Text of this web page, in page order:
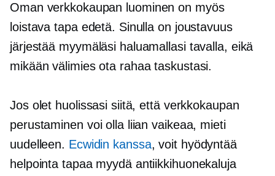
Oman verkkokaupan luominen on myös
loistava tapa edetä. Sinulla on joustavuus
järjestää myymäläsi haluamallasi tavalla, eikä
mikään välimies ota rahaa taskustasi.
Jos olet huolissasi siitä, että verkkokaupan
perustaminen voi olla liian vaikeaa, mieti
uudelleen. Ecwidin kanssa, voit hyödyntää
helpointa tapaa myydä antiikkihuonekaluja